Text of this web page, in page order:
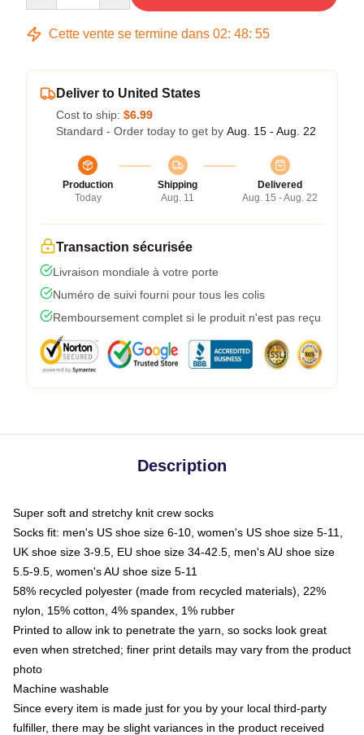
Cette vente se termine dans 02: 48: 54
Deliver to United States
Cost to ship: $6.99
Standard - Order today to get by Aug. 15 - Aug. 22
Production
Today
Shipping
Aug. 11
Delivered
Aug. 15 - Aug. 22
Transaction sécurisée
Livraison mondiale à votre porte
Numéro de suivi fourni pour tous les colis
Remboursement complet si le produit n'est pas reçu
Description
Super soft and stretchy knit crew socks
Socks fit: men's US shoe size 6-10, women's US shoe size 5-11,
UK shoe size 3-9.5, EU shoe size 34-42.5, men's AU shoe size
5.5-9.5, women's AU shoe size 5-11
58% recycled polyester (made from recycled materials), 22%
nylon, 15% cotton, 4% spandex, 1% rubber
Printed to allow ink to penetrate the yarn, so socks look great
even when stretched; finer print details may vary from the product
photo
Machine washable
Since every item is made just for you by your local third-party
fulfiller, there may be slight variances in the product received